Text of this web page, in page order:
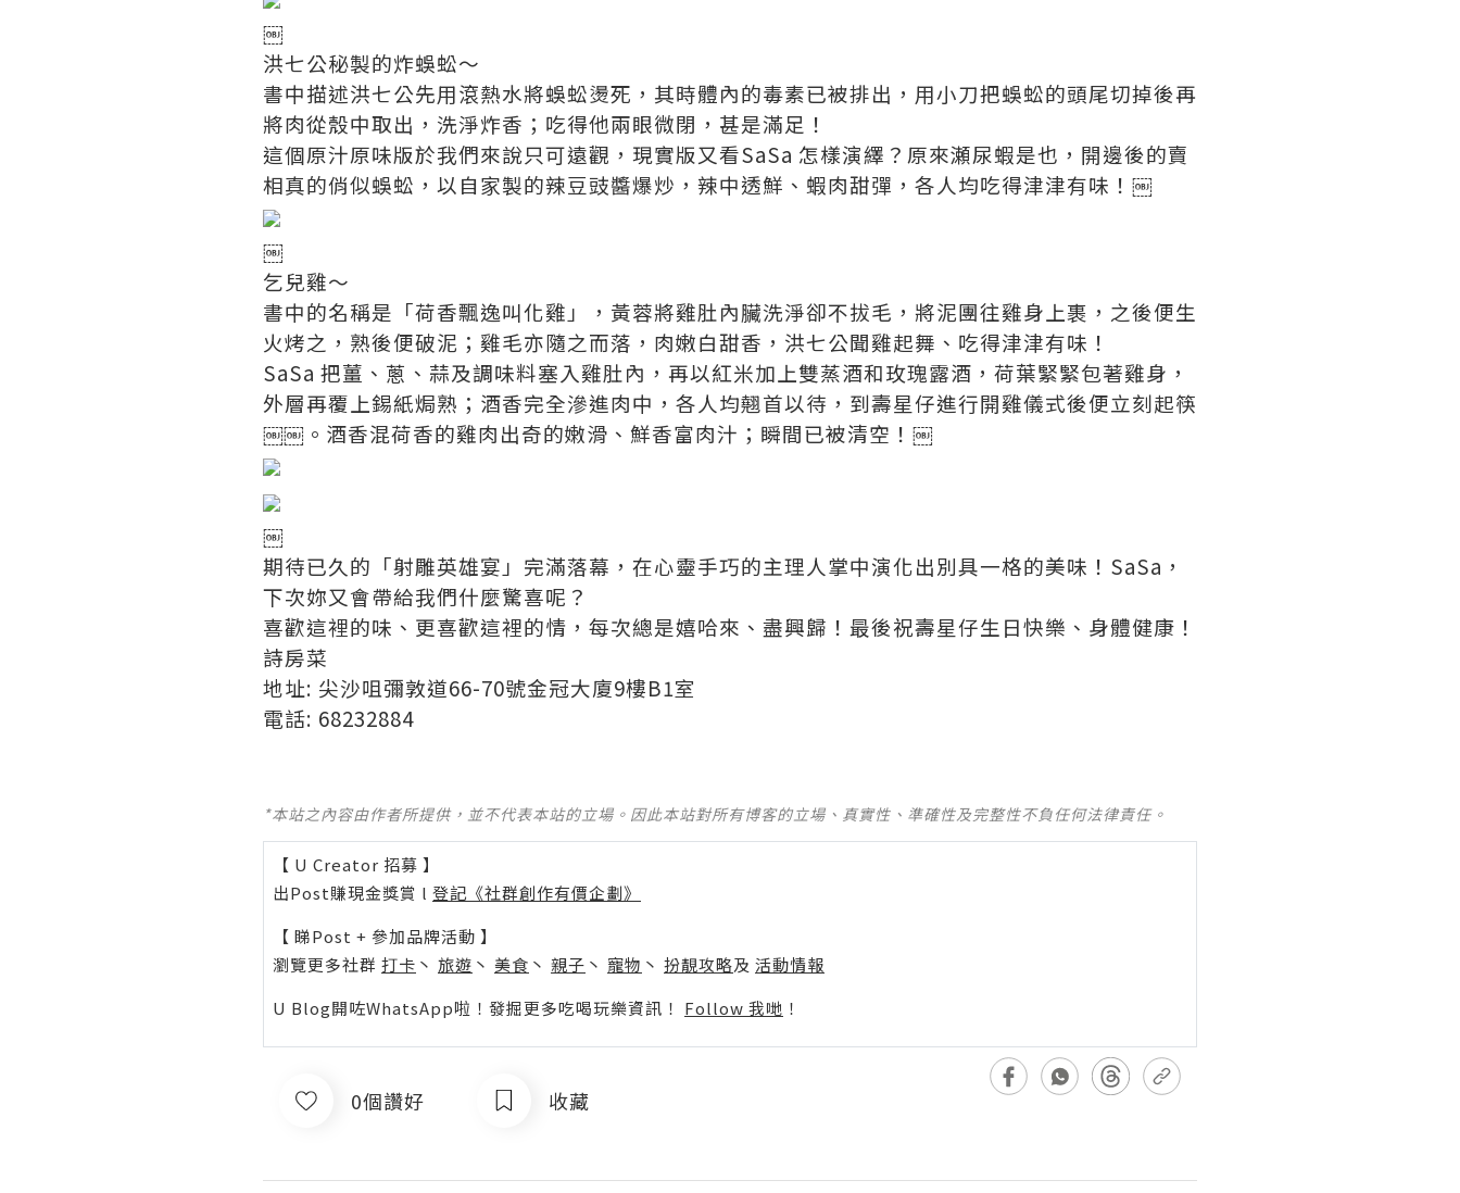
￼
洪七公秘製的炸蜈蚣～
書中描述洪七公先用滾熱水將蜈蚣燙死，其時體內的毒素已被排出，用小刀把蜈蚣的頭尾切掉後再
將肉從殼中取出，洗淨炸香；吃得他兩眼微閉，甚是滿足！
這個原汁原味版於我們來說只可遠觀，現實版又看SaSa 怎樣演繹？原來瀬尿蝦是也，開邊後的賣
相真的俏似蜈蚣，以自家製的辣豆豉醬爆炒，辣中透鮮、蝦肉甜彈，各人均吃得津津有味！￼
￼
乞兒雞～
書中的名稱是「荷香飄逸叫化雞」，黃蓉將雞肚內臟洗淨卻不拔毛，將泥團往雞身上裹，之後便生
火烤之，熟後便破泥；雞毛亦隨之而落，肉嫩白甜香，洪七公聞雞起舞、吃得津津有味！
SaSa 把薑、蔥、蒜及調味料塞入雞肚內，再以紅米加上雙蒸酒和玫瑰露酒，荷葉緊緊包著雞身，
外層再覆上錫紙焗熟；酒香完全滲進肉中，各人均翹首以待，到壽星仔進行開雞儀式後便立刻起筷
￼￼。酒香混荷香的雞肉出奇的嫩滑、鮮香富肉汁；瞬間已被清空！￼
￼
期待已久的「射雕英雄宴」完滿落幕，在心靈手巧的主理人掌中演化出別具一格的美味！SaSa，
下次妳又會帶給我們什麼驚喜呢？
喜歡這裡的味、更喜歡這裡的情，每次總是嬉哈來、盡興歸！最後祝壽星仔生日快樂、身體健康！
詩房菜
地址: 尖沙咀彌敦道66-70號金冠大廈9樓B1室
電話: 68232884
*本站之內容由作者所提供，並不代表本站的立場。因此本站對所有博客的立場、真實性、準確性及完整性不負任何法律責任。
【 U Creator 招募 】
出Post賺現金獎賞 l 登記《社群創作有價企劃》
【 睇Post + 參加品牌活動 】
瀏覽更多社群 打卡 丶 旅遊 丶 美食 丶 親子 丶 寵物 丶 扮靚攻略及 活動情報
U Blog開咗WhatsApp啦！發掘更多吃喝玩樂資訊！ Follow 我哋 ！
0個讚好 收藏